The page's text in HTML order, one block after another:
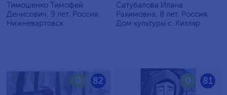
Тимошенко Тимофей
Денисович, 9 лет, Россия,
Нижневартовск
Сатубалова Илана
Рахимовна, 8 лет, Россия,
Дом культуры с. Кизляр
82
0 81
0